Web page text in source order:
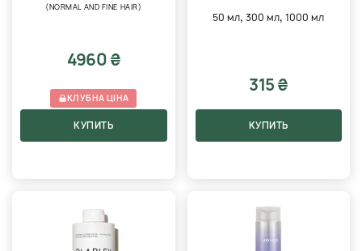
(NORMAL AND FINE HAIR)
4960 ₴
КЛУБНА ЦІНА
КУПИТЬ
50 мл,300 мл,1000 мл
315 ₴
КУПИТЬ